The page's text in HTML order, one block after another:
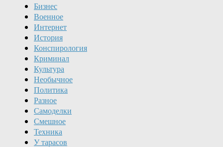
Бизнес
Военное
Интернет
История
Конспирология
Криминал
Культура
Необычное
Политика
Разное
Самоделки
Смешное
Техника
У тарасов